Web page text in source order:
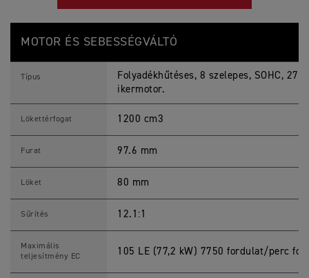
i
c
o
MOTOR ÉS SEBESSÉGVÁLTÓ
Típus
Folyadékhűtéses, 8 szelepes, SOHC,
ikermotor.
Lökettérfogat 1200 cm3
Furat 97.6 mm
Löket 80 mm
Sűrítés 12.1:1
Maximális
teljesítmény EC
105 LE (77,2 kW) 7750 fordulat/perc